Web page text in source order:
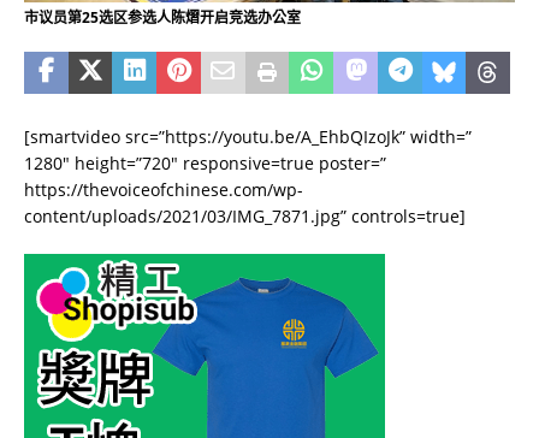
市议员第25选区参选人陈熠开启竞选办公室
[smartvideo src=”https://youtu.be/A_EhbQIzoJk” width=”
1280″ height=”720″ responsive=true poster=”
https://thevoiceofchinese.com/wp-
content/uploads/2021/03/IMG_7871.jpg” controls=true]